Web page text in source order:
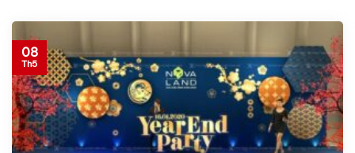
08
Th5